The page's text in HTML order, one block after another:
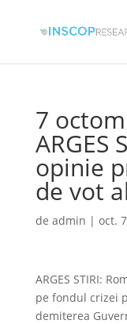
7
ARGES
opinie
de vot
de admin | oct.
ARGES STIRI:
pe fondul crizei
demiterea